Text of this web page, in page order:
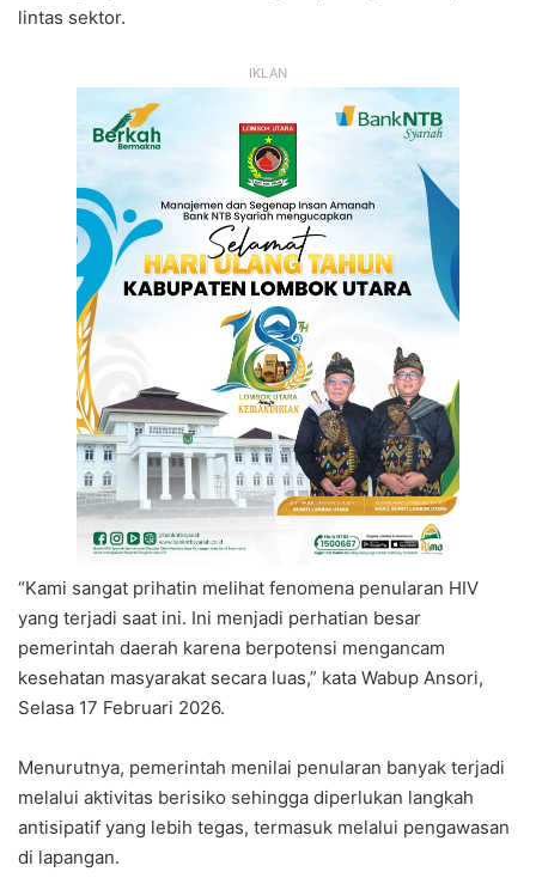
lintas sektor.
IKLAN
“Kami sangat prihatin melihat fenomena penularan HIV
yang terjadi saat ini. Ini menjadi perhatian besar
pemerintah daerah karena berpotensi mengancam
kesehatan masyarakat secara luas,” kata Wabup Ansori,
Selasa 17 Februari 2026.
Menurutnya, pemerintah menilai penularan banyak terjadi
melalui aktivitas berisiko sehingga diperlukan langkah
antisipatif yang lebih tegas, termasuk melalui pengawasan
di lapangan.